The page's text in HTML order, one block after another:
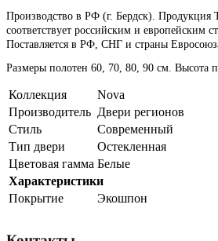
Производство в РФ (г. Бердск).
соответствует российским и европейским
Поставляется в РФ, СНГ и страны
Размеры полотен 60, 70, 80, 90 см. Высота
Коллекция
Nova
Производитель Двери регионов
Стиль
Современный
Тип двери
Остекленная
Цветовая гамма Белые
Характеристики
Покрытие
Экошпон